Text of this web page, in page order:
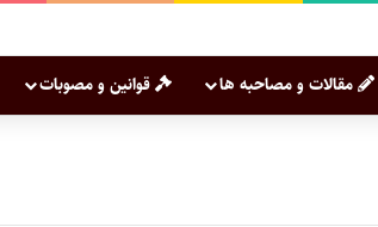
مقالات و مصاحبه ها قوانین و مصوبات